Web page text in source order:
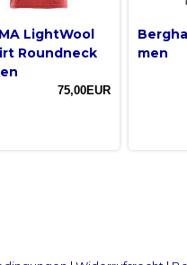
LightWool
Roundneck
75,00EUR
men